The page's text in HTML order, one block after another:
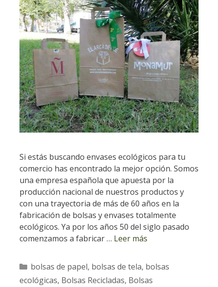
Si estás buscando envases ecológicos para tu
comercio has encontrado la mejor opción. Somos
una empresa española que apuesta por la
producción nacional de nuestros productos y
con una trayectoria de más de 60 años en la
fabricación de bolsas y envases totalmente
ecológicos. Ya por los años 50 del siglo pasado
comenzamos a fabricar … Leer más
Categorías
bolsas de papel, bolsas de tela, bolsas
ecológicas, Bolsas Recicladas, Bolsas